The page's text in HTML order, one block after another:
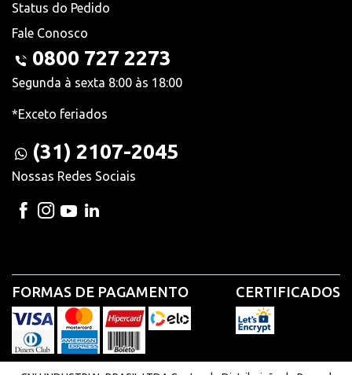
Status do Pedido
Fale Conosco
0800 727 2273
Segunda à sexta 8:00 às 18:00
*Exceto feriados
(31) 2107-2045
Nossas Redes Sociais
FORMAS DE PAGAMENTO CERTIFICADOS